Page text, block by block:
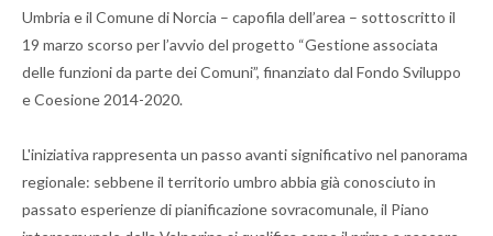
Umbria e il Comune di Norcia – capofila dell’area – sottoscritto il
19 marzo scorso per l’avvio del progetto “Gestione associata
delle funzioni da parte dei Comuni”, finanziato dal Fondo Sviluppo
e Coesione 2014-2020.
L'iniziativa rappresenta un passo avanti significativo nel panorama
regionale: sebbene il territorio umbro abbia già conosciuto in
passato esperienze di pianificazione sovracomunale, il Piano